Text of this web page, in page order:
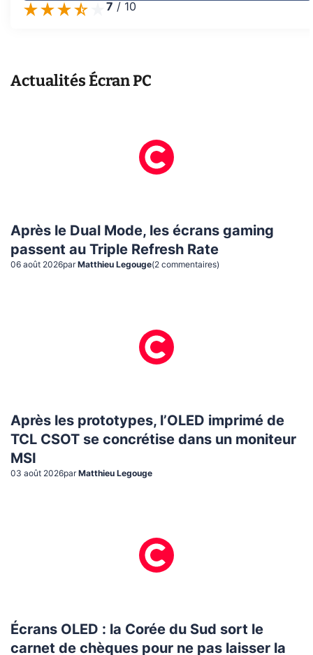
7 / 10
ActualitésÉcran PC
Après le Dual Mode, les écrans gaming
passent au Triple Refresh Rate
06 août 2026par Matthieu Legouge(2 commentaires)
Après les prototypes, l’OLED imprimé de
TCL CSOT se concrétise dans un moniteur
MSI
03 août 2026par Matthieu Legouge
Écrans OLED : la Corée du Sud sort le
carnet de chèques pour ne pas laisser la